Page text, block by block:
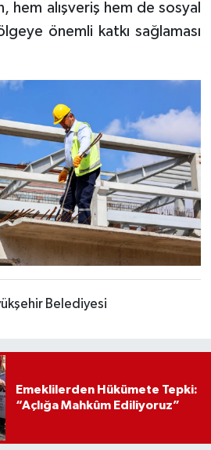
hem alışveriş hem de sosyal
önemli katkı sağlaması
Belediyesi
Emeklilerden Hükümete Tepki:
“Açlığa Mahkûm Ediliyoruz”